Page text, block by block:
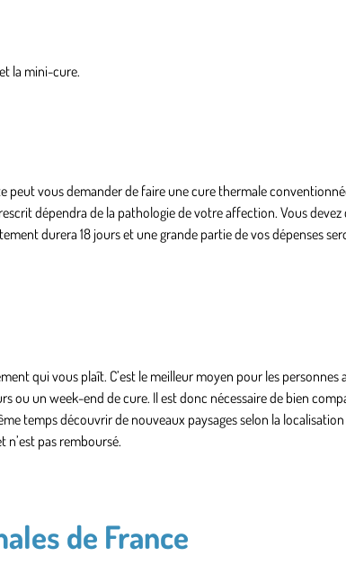
la mini-cure.
peut vous demander de faire une cure thermale
dépendra de la pathologie de votre affection. Vous
durera 18 jours et une grande partie de vos dépenses
qui vous plaît. C’est le meilleur moyen pour les personnes
ou un week-end de cure. Il est donc nécessaire de bien
temps découvrir de nouveaux paysages selon la
pas remboursé.
de France